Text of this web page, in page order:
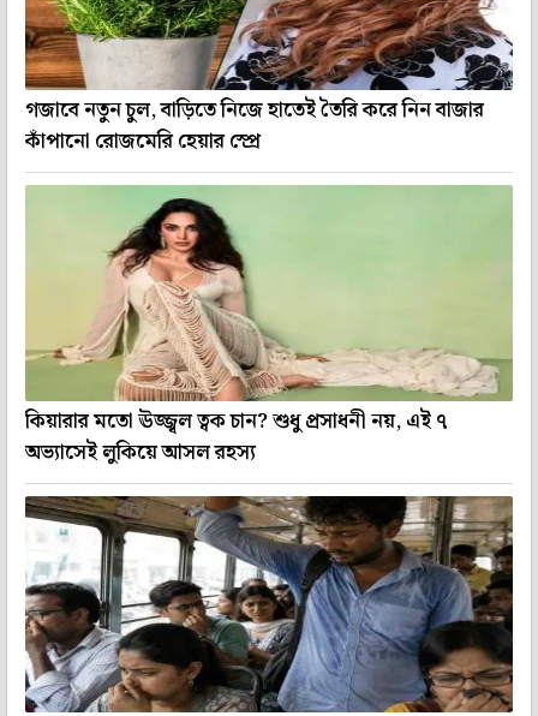
গজাবে নতুন চুল, বাড়িতে নিজে হাতেই তৈরি করে নিন বাজার
কাঁপানো রোজমেরি হেয়ার স্প্রে
কিয়ারার মতো ঊজ্জ্বল ত্বক চান? শুধু প্রসাধনী নয়, এই ৭
অভ্যাসেই লুকিয়ে আসল রহস্য